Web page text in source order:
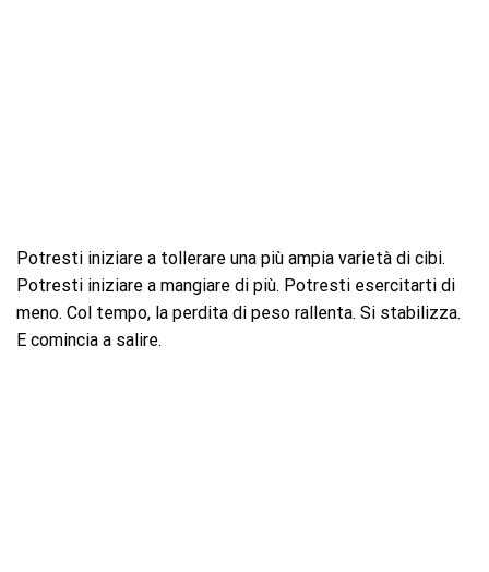
Potresti iniziare a tollerare una più ampia varietà di cibi.
Potresti iniziare a mangiare di più. Potresti esercitarti di
meno. Col tempo, la perdita di peso rallenta. Si stabilizza.
E comincia a salire.